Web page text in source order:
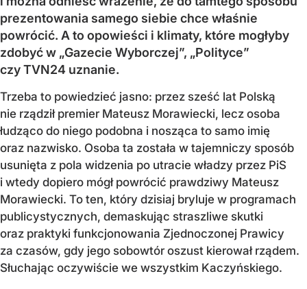
prezentowania samego siebie chce właśnie
powrócić. A to opowieści i klimaty, które mogłyby
zdobyć w „Gazecie Wyborczej”, „Polityce”
czy TVN24 uznanie.
Trzeba to powiedzieć jasno: przez sześć lat Polską
nie rządził premier Mateusz Morawiecki, lecz osoba
łudząco do niego podobna i nosząca to samo imię
oraz nazwisko. Osoba ta została w tajemniczy sposób
usunięta z pola widzenia po utracie władzy przez PiS
i wtedy dopiero mógł powrócić prawdziwy Mateusz
Morawiecki. To ten, który dzisiaj bryluje w programach
publicystycznych, demaskując straszliwe skutki
oraz praktyki funkcjonowania Zjednoczonej Prawicy
za czasów, gdy jego sobowtór oszust kierował rządem.
Słuchając oczywiście we wszystkim Kaczyńskiego.